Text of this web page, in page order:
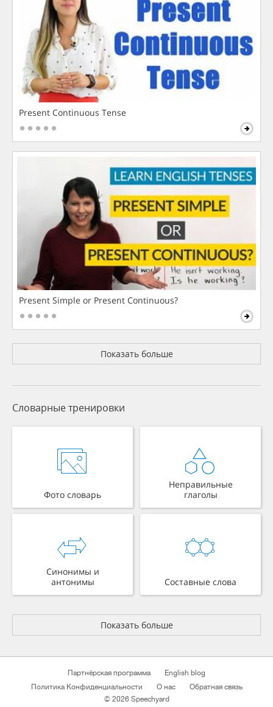
Present Continuous Tense
Present Simple or Present Continuous?
Показать больше
Словарные тренировки
Фото словарь
Неправильные
глаголы
Синонимы и
антонимы
Составные слова
Показать больше
Партнёрская программа
English blog
Политика Конфиденциальности
О нас
Обратная связь
© 2026 Speechyard